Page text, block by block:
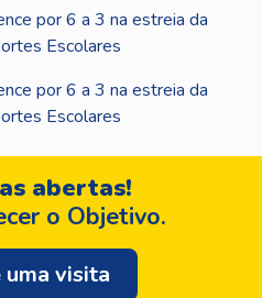
abertas!
o Objetivo.
visita